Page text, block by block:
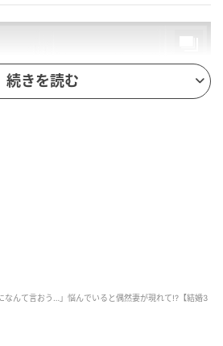
続きを読む
なんて言おう…」悩んでいると偶然妻が現れて!?【結婚3